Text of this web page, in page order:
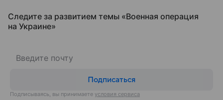
Следите за развитием темы «Военная операция
на Украине»
Подписаться
Подписываясь, вы принимаете условия сервиса